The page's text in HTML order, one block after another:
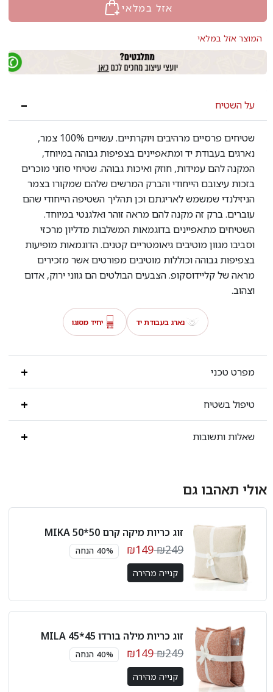
אזל במלאי
המוצר אזל במלאי
על השטיח
שטיחים פרסיים מרהיבים ויוקרתיים. עשויים 100% צמר,
נארגים בעבודת יד ומתאפיינים בצפיפות גבוהה במיוחד,
המקנה להם עמידות, חוזק ואיכות גבוהה. שטיחי סוזני מוכרים
בזכות עיצובם הייחודי והברק המרשים שלהם שמקורו בצמר
הניזילנדי שמשמש לאריגתם וכן תהליך השטיפה הייחודי שהם
עוברים. ברק זה מקנה להם מראה זוהר ואלגנטי במיוחד.
השטיחים מתאפיינים בדוגמאות המשלבות מדליון מרכזי
וסביבו מגוון מוטיבים גיאומטריים קטנים. הדוגמאות מופיעות
בצפיפות גבוהה וכוללות מוטיבים מפורטים אשר מזכירים
מראה של קליידוסקופ. הצבעים הבולטים הם גווני ירוק, אדום
וצהוב.
נארג בעבודת יד יחיד מסוגו
מפרט טכני
טיפול בשטיח
שאלות ותשובות
אולי תאהבו גם
זוג כריות מיקה קרם 50*50 MIKA
₪249
₪149 40% הנחה
קנייה מהירה
זוג כריות מילה בורדו 45*45 MILA
₪249
₪149 40% הנחה
קנייה מהירה